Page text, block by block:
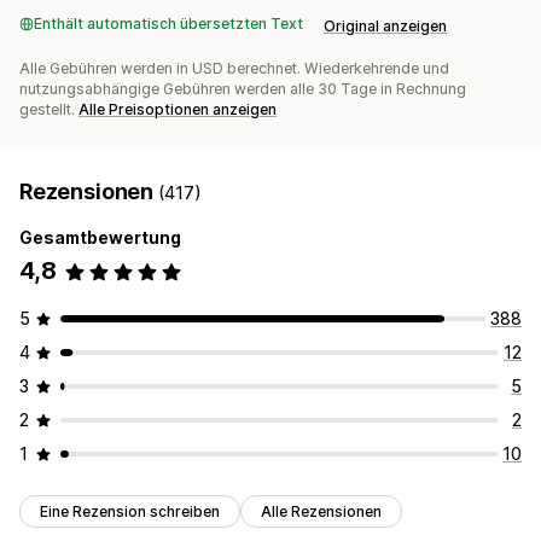
Enthält automatisch übersetzten Text Original anzeigen
Alle Gebühren werden in USD berechnet. Wiederkehrende und
nutzungsabhängige Gebühren werden alle 30 Tage in Rechnung
gestellt. Alle Preisoptionen anzeigen
Rezensionen (417)
Gesamtbewertung
4,8
5
388
4
12
3
5
2
2
1
10
Eine Rezension schreiben Alle Rezensionen